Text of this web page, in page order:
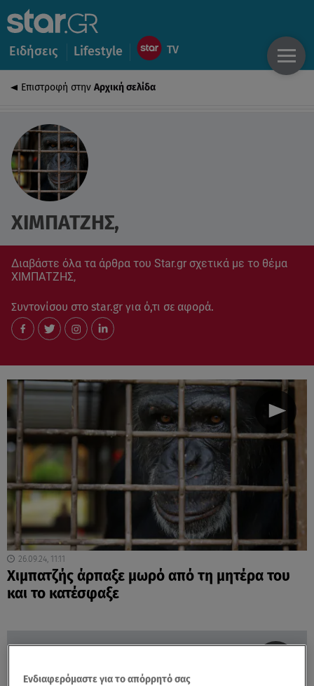
Ειδήσεις Lifestyle
Επιστροφή στην Αρχική σελίδα
ΧΙΜΠΑΤΖΗΣ,
Διαβάστε όλα τα άρθρα του Star.gr σχετικά με το θέμα
ΧΙΜΠΑΤΖΗΣ,
Συντονίσου στο star.gr για ό,τι σε αφορά.
26.09.24, 11:11
Χιμπατζής άρπαξε μωρό από τη μητέρα του
και το κατέσφαξε
Ενδιαφερόμαστε για το απόρρητό σας